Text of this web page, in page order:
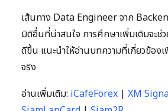
เส้นทาง Data Engineer จาก
มิติอื่นที่น่าสนใจ การศึกษาเพิ่มเติมจะช่ว
ดีขึ้น แนะนำให้อ่านบทความที่เกี่ยวข้อง
จริง
อ่านเพิ่มเติม: iCafeForex | XM